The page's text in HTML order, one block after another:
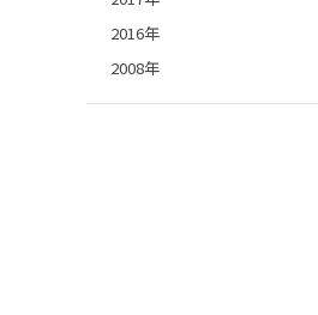
2016年
2008年